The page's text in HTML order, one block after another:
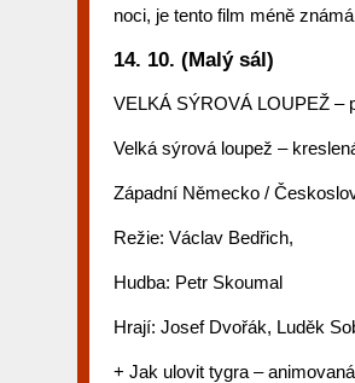
noci, je tento film méně
14. 10. (Malý sál)
VELKÁ SÝROVÁ LOUPEŽ –
Velká sýrová loupež –
Západní Německo /
Režie: Václav Bedřich,
Hudba: Petr Skoumal
Hrají: Josef Dvořák, Luděk
+ Jak ulovit tygra –